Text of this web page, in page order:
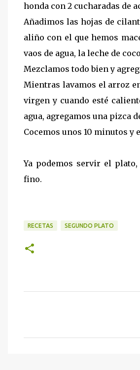
honda con 2 cucharadas de
Añadimos las hojas de
aliño con el que hemos
vaos de agua, la leche de
Mezclamos todo bien y
Mientras lavamos el arroz
virgen y cuando esté
agua, agregamos una pizca
Cocemos unos 10 minutos y
Ya podemos servir el
fino.
RECETAS SEGUNDO PLATO